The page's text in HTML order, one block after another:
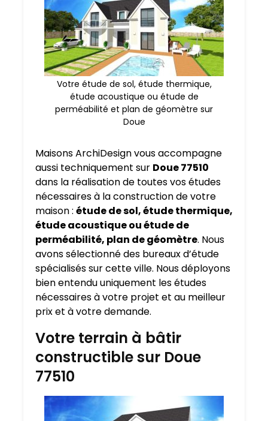
Votre étude de sol, étude thermique,
étude acoustique ou étude de
perméabilité et plan de géomètre sur
Doue
Maisons ArchiDesign vous accompagne
aussi techniquement sur Doue 77510
dans la réalisation de toutes vos études
nécessaires à la construction de votre
maison : étude de sol, étude thermique,
étude acoustique ou étude de
perméabilité, plan de géomètre. Nous
avons sélectionné des bureaux d’étude
spécialisés sur cette ville. Nous déployons
bien entendu uniquement les études
nécessaires à votre projet et au meilleur
prix et à votre demande.
Votre terrain à bâtir
constructible sur Doue
77510